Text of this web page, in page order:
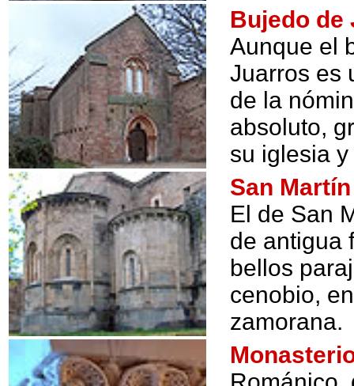
Bujedo
Aunque el
Juarros es
de la
absoluto,
su iglesia
San
El de San
de antigua
bellos
cenobio,
zamorana.